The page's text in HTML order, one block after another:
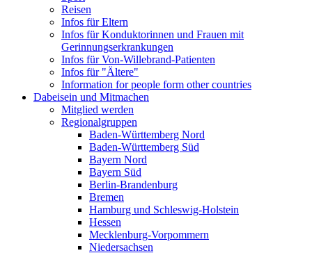
Reisen
Infos für Eltern
Infos für Konduktorinnen und Frauen mit
Gerinnungserkrankungen
Infos für Von-Willebrand-Patienten
Infos für "Ältere"
Information for people form other countries
Dabeisein und Mitmachen
Mitglied werden
Regionalgruppen
Baden-Württemberg Nord
Baden-Württemberg Süd
Bayern Nord
Bayern Süd
Berlin-Brandenburg
Bremen
Hamburg und Schleswig-Holstein
Hessen
Mecklenburg-Vorpommern
Niedersachsen